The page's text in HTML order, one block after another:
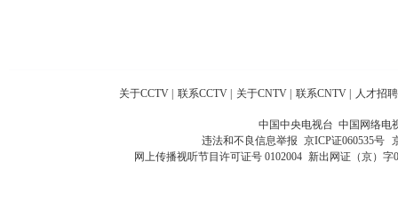
关于CCTV 联系CCTV 关于CNTV 联系CNTV 人才招聘
中国中央电视台 中国网络电
违法和不良信息举报 京ICP证060535号
网上传播视听节目许可证号 0102004 新出网证（京）